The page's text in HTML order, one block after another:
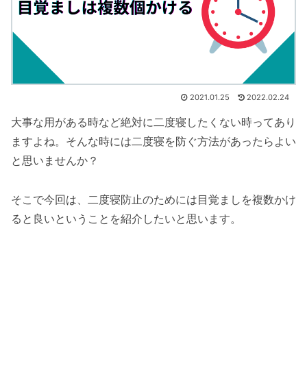
2021.01.25 2022.02.24
大事な用がある時など絶対に二度寝したくない時ってあり
ますよね。そんな時には二度寝を防ぐ方法があったらよい
と思いませんか？
そこで今回は、二度寝防止のためには目覚ましを複数かけ
ると良いということを紹介したいと思います。